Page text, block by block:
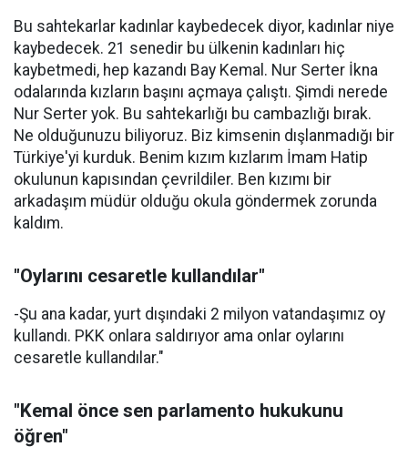
Bu sahtekarlar kadınlar kaybedecek diyor, kadınlar niye
kaybedecek. 21 senedir bu ülkenin kadınları hiç
kaybetmedi, hep kazandı Bay Kemal. Nur Serter İkna
odalarında kızların başını açmaya çalıştı. Şimdi nerede
Nur Serter yok. Bu sahtekarlığı bu cambazlığı bırak.
Ne olduğunuzu biliyoruz. Biz kimsenin dışlanmadığı bir
Türkiye'yi kurduk. Benim kızım kızlarım İmam Hatip
okulunun kapısından çevrildiler. Ben kızımı bir
arkadaşım müdür olduğu okula göndermek zorunda
kaldım.
"Oylarını cesaretle kullandılar"
-Şu ana kadar, yurt dışındaki 2 milyon vatandaşımız oy
kullandı. PKK onlara saldırıyor ama onlar oylarını
cesaretle kullandılar."
"Kemal önce sen parlamento hukukunu
öğren"